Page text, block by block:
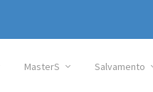
MasterS Salvamento